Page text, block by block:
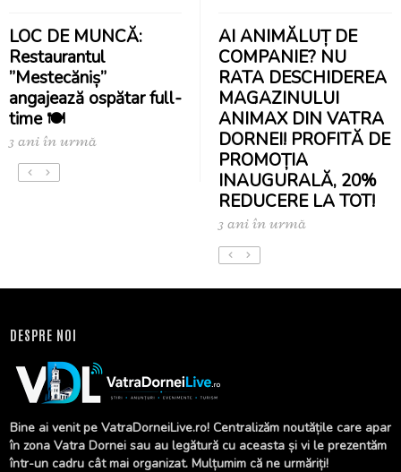
LOC DE MUNCĂ:
Restaurantul
”Mestecăniș”
angajează ospătar full-
time 🍽️
3 ani în urmă
AI ANIMĂLUȚ DE
COMPANIE? NU
RATA DESCHIDEREA
MAGAZINULUI
ANIMAX DIN VATRA
DORNEI! PROFITĂ DE
PROMOȚIA
INAUGURALĂ, 20%
REDUCERE LA TOT!
3 ani în urmă
DESPRE NOI
Bine ai venit pe VatraDorneiLive.ro! Centralizăm noutățile care apar
în zona Vatra Dornei sau au legătură cu aceasta și vi le prezentăm
într-un cadru cât mai organizat. Mulțumim că ne urmăriți!